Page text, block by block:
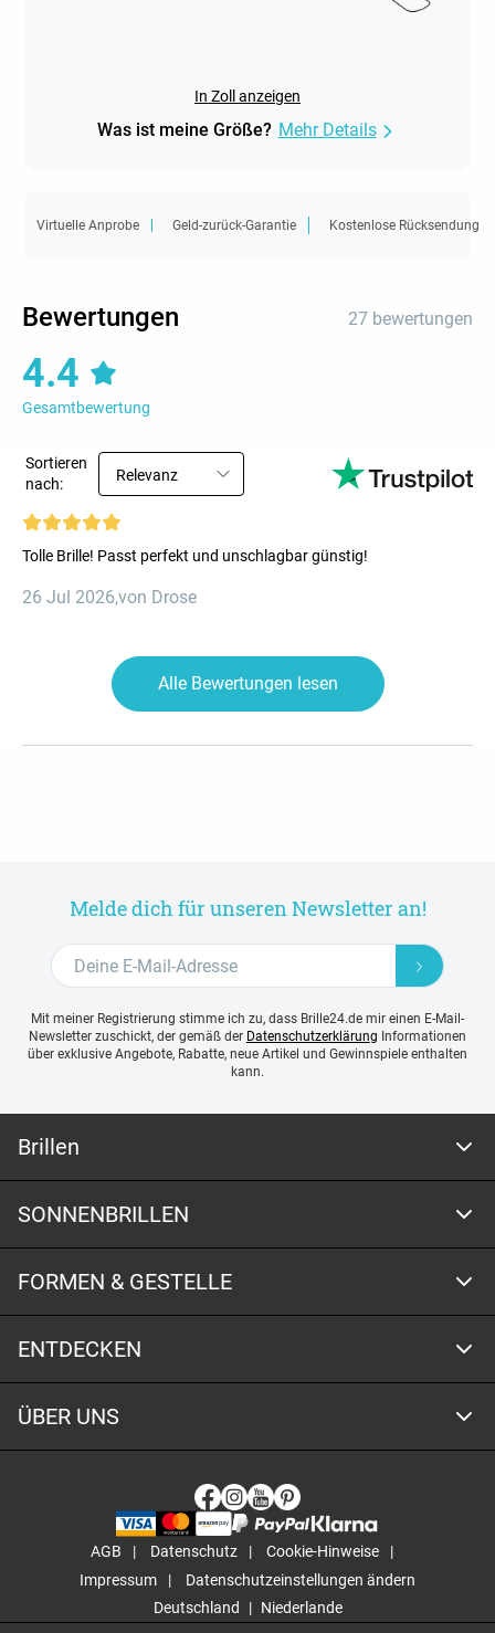
In Zoll anzeigen
Was ist meine Größe? Mehr Details
Virtuelle Anprobe Geld-zurück-Garantie Kostenlose Rücksendung
Bewertungen 27 bewertungen
4.4
Gesamtbewertung
Sortieren
nach:
Relevanz
Tolle Brille! Passt perfekt und unschlagbar günstig!
26 Jul 2026,von Drose
Alle Bewertungen lesen
Melde dich für unseren Newsletter an!
Mit meiner Registrierung stimme ich zu, dass Brille24.de mir einen E-Mail-
Newsletter zuschickt, der gemäß der Datenschutzerklärung Informationen
über exklusive Angebote, Rabatte, neue Artikel und Gewinnspiele enthalten
kann.
Brillen
SONNENBRILLEN
FORMEN & GESTELLE
ENTDECKEN
ÜBER UNS
AGB Datenschutz
Cookie-Hinweise
Impressum
Datenschutzeinstellungen ändern
Deutschland
Niederlande